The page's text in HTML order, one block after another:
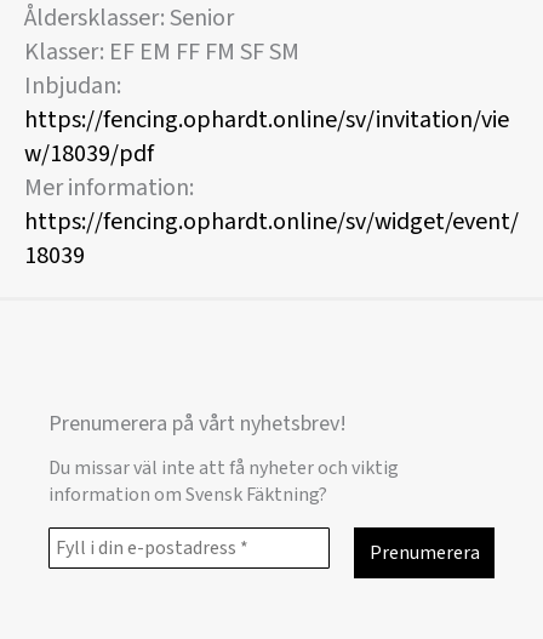
Åldersklasser: Senior
Klasser: EF EM FF FM SF SM
Inbjudan:
https://fencing.ophardt.online/sv/invitation/vie
w/18039/pdf
Mer information:
https://fencing.ophardt.online/sv/widget/event/
18039
Prenumerera på vårt nyhetsbrev!
Du missar väl inte att få nyheter och viktig
information om Svensk Fäktning?